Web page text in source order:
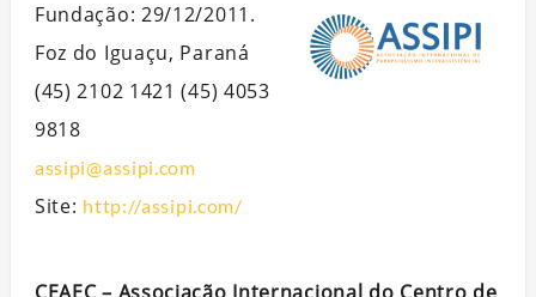
Fundação: 29/12/2011.
Foz do Iguaçu, Paraná
(45) 2102 1421 (45) 4053
9818
assipi@assipi.com
Site: http://assipi.com/